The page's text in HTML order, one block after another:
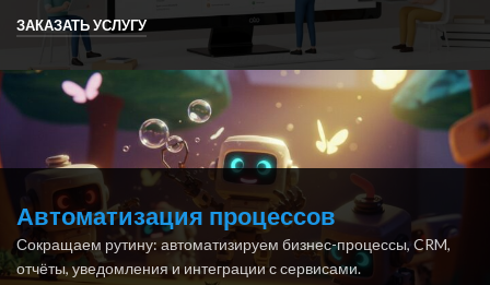
ЗАКАЗАТЬ УСЛУГУ
Автоматизация процессов
Сокращаем рутину: автоматизируем бизнес-процессы, CRM,
отчёты, уведомления и интеграции с сервисами.